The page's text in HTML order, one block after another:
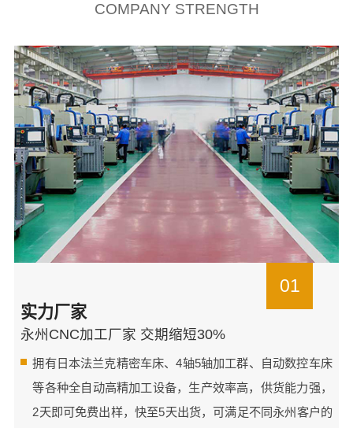
COMPANY STRENGTH
01
实力厂家
永州CNC加工厂家 交期缩短30%
拥有日本法兰克精密车床、4轴5轴加工群、自动数控车床
等各种全自动高精加工设备，生产效率高，供货能力强，
2天即可免费出样，快至5天出货，可满足不同永州客户的